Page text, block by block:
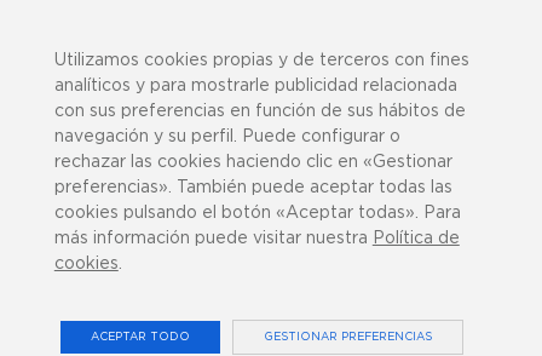
LO SENTIMOS MUCHO...
Utilizamos cookies propias y de terceros con fines
analíticos y para mostrarle publicidad relacionada
con sus preferencias en función de sus hábitos de
navegación y su perfil. Puede configurar o
rechazar las cookies haciendo clic en «Gestionar
preferencias». También puede aceptar todas las
cookies pulsando el botón «Aceptar todas». Para
más información puede visitar nuestra Política de
cookies.
ACEPTAR TODO GESTIONAR PREFERENCIAS